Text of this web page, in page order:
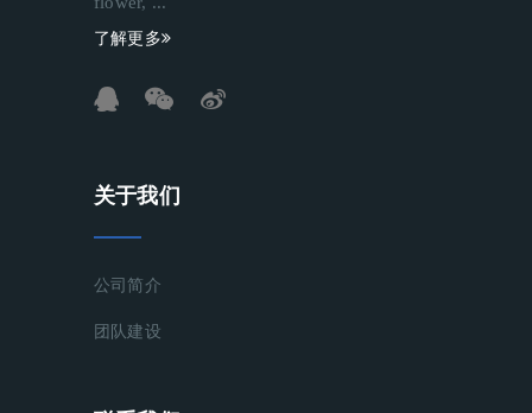
了解更多
关于我们
公司简介
团队建设